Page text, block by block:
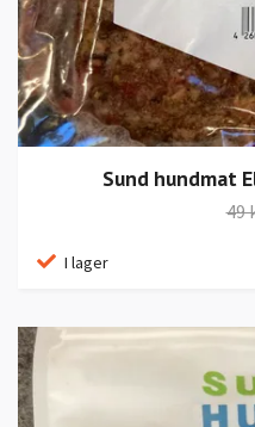
Sund hundmat
49
I lager